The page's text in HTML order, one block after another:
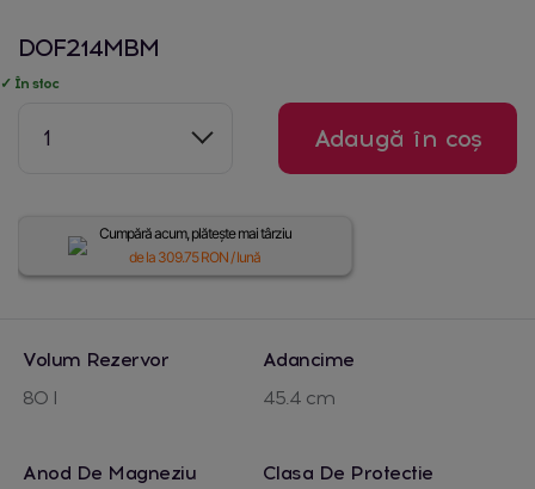
D0F214MBM
✓ În stoc
1 Adaugă în coș
Cumpără acum, plătește mai târziu
de la 309.75RON / lună
Volum Rezervor
80 l
Adancime
45.4 cm
Anod De Magneziu
Clasa De Protectie